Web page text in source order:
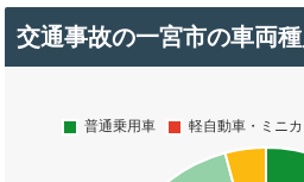
交通事故の一宮市の車両